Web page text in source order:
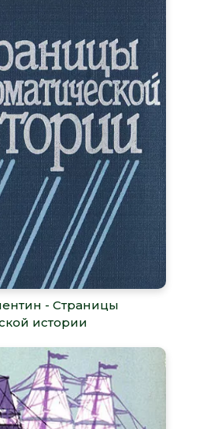
- Страницы
истории